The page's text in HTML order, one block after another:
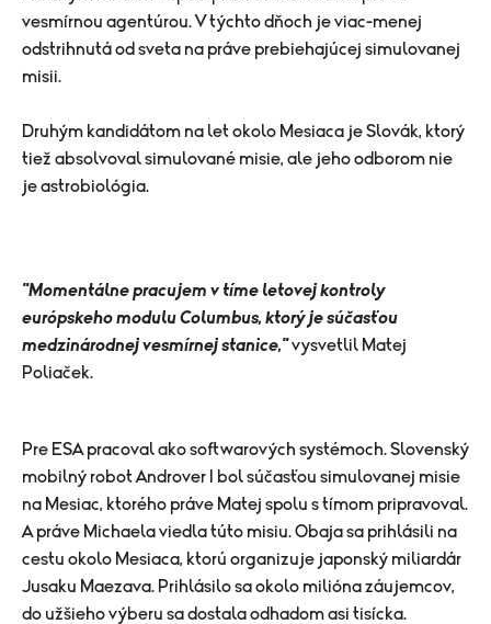
vesmírnou agentúrou. V týchto dňoch je viac-menej
odstrihnutá od sveta na práve prebiehajúcej simulovanej
misii.
Druhým kandidátom na let okolo Mesiaca je Slovák, ktorý
tiež absolvoval simulované misie, ale jeho odborom nie
je astrobiológia.
"Momentálne pracujem v tíme letovej kontroly
európskeho modulu Columbus, ktorý je súčasťou
medzinárodnej vesmírnej stanice,"vysvetlil Matej
Poliaček.
Pre ESA pracoval ako softwarových systémoch. Slovenský
mobilný robot Androver I bol súčasťou simulovanej misie
na Mesiac, ktorého práve Matej spolu s tímom pripravoval.
A práve Michaela viedla túto misiu. Obaja sa prihlásili na
cestu okolo Mesiaca, ktorú organizuje japonský miliardár
Jusaku Maezava. Prihlásilo sa okolo milióna záujemcov,
do užšieho výberu sa dostala odhadom asi tisícka.